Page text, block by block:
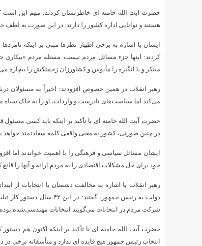
حضرت آیت الله خامنه ای خاطرنشان کردند: مهم این است
هستند و توانایی اداره کشور را دارند. در این صورت به
ایشان با اشاره به برخی اظهار نظرها مبنی بر اینکه
کردند: اینها جزء مسائل مردم نیست. مسئله مردم
مبتکر و با انگیزه را مأیوس و کشاورزان زحمتکش را بیچاره
رهبر انقلاب در همین خصوص افزودند: اخیراً به مسئولان
می‌کند اما سیاست‌های نادرست و واردات، او را به خاک
حضرت آیت الله خامنه ای با تأکید بر اینکه باید کسی مسئول
در چنین صورتی، کشور به معنی واقعی کلمه سعادتمند خواهد
ایشان مسائل سیاسی و فرهنگی را با اهمیت خواندند اما
خود برای حل مشکلات اقتصادی را به مردم ارائه و آنها را
رهبر انقلاب با اشاره به مخالفت دشمنان با انتخابات از
دولت به رئیس جمهور،
شرکت مردم در انتخابات می‌گویند انتخابات مهندسی‌شده
حضرت آیت الله خامنه ای با تأکید بر اینکه اکنون هم دستور
انتخاب رئیس جمهور هیچ فایده ای ندارد و متأسفانه برخی در